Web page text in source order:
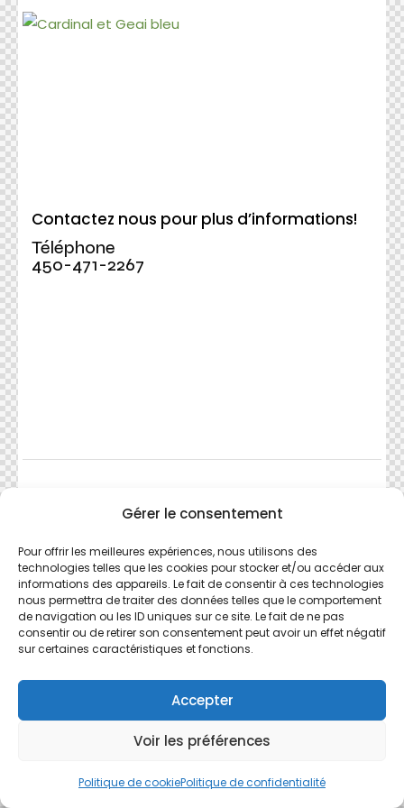
Gérer le consentement
Pour offrir les meilleures expériences, nous utilisons des
technologies telles que les cookies pour stocker et/ou accéder aux
informations des appareils. Le fait de consentir à ces technologies
nous permettra de traiter des données telles que le comportement
de navigation ou les ID uniques sur ce site. Le fait de ne pas
consentir ou de retirer son consentement peut avoir un effet négatif
sur certaines caractéristiques et fonctions.
Accepter
Voir les préférences
Politique de cookiePolitique de confidentialité
Contactez nous pour plus d’informations!
Téléphone
450-471-2267